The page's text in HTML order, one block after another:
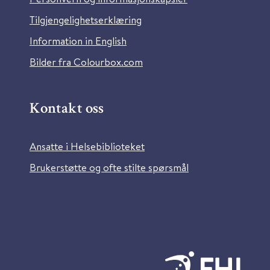
Tilgjengelighetserklæring
Information in English
Bilder fra Colourbox.com
Kontakt oss
Ansatte i Helsebiblioteket
Brukerstøtte og ofte stilte spørsmål